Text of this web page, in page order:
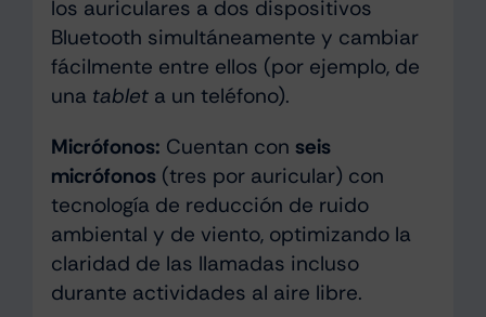
los auriculares a dos dispositivos
Bluetooth simultáneamente y cambiar
fácilmente entre ellos (por ejemplo, de
una tableta un teléfono).
Micrófonos: Cuentan con seis
micrófonos(tres por auricular) con
tecnología de reducción de ruido
ambiental y de viento, optimizando la
claridad de las llamadas incluso
durante actividades al aire libre.